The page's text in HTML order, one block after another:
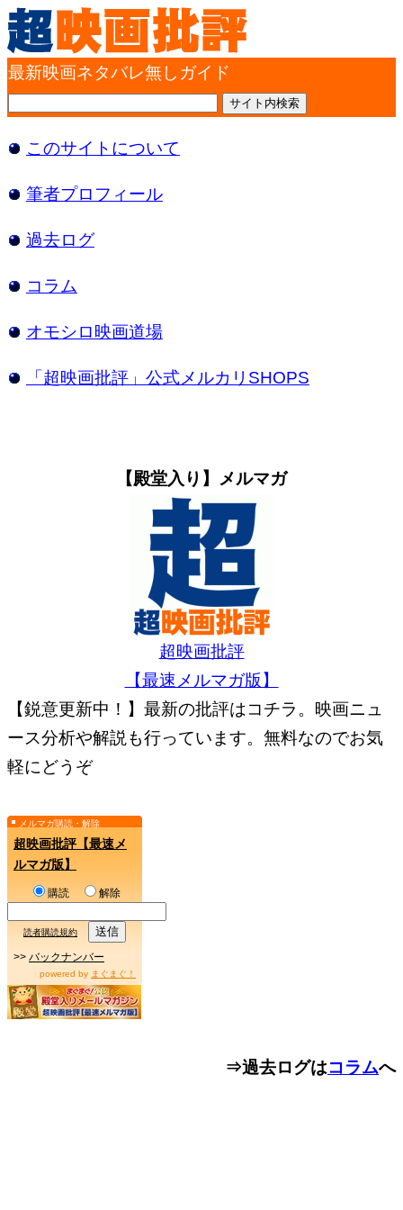
最新映画ネタバレ無しガイド
このサイトについて
筆者プロフィール
過去ログ
コラム
オモシロ映画道場
「超映画批評」公式メルカリSHOPS
【殿堂入り】メルマガ
超映画批評
【最速メルマガ版】
【鋭意更新中！】最新の批評はコチラ。映画ニュ
ース分析や解説も行っています。無料なのでお気
軽にどうぞ
メルマガ購読・解除
超映画批評【最速メ
ルマガ版】
購読 解除
読者購読規約
>> バックナンバー
powered by まぐまぐ！
⇒過去ログはコラムへ